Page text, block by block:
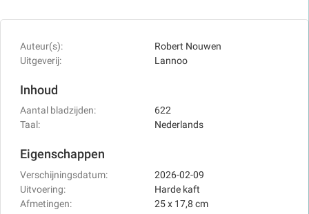
Auteur(s):
Robert Nouwen
Uitgeverij:
Lannoo
Inhoud
Aantal bladzijden:
622
Taal:
Nederlands
Eigenschappen
Verschijningsdatum:
2026-02-09
Uitvoering:
Harde kaft
Afmetingen:
25 x 17,8 cm